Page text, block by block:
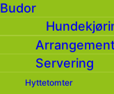
Budor
Servering
Hyttetomter
Minifart